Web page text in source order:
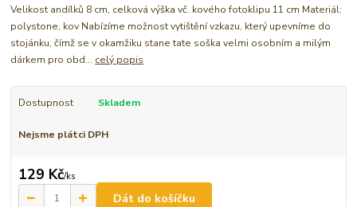
Velikost andílků 8 cm, celková výška vč. kového fotoklipu 11 cm Materiál:
polystone, kov Nabízíme možnost vytištění vzkazu, který upevníme do
stojánku, čímž se v okamžiku stane tate soška velmi osobním a milým
dárkem pro obd... celý popis
Dostupnost Skladem
Nejsme plátci DPH
129 Kč/ks
Dát do košíčku